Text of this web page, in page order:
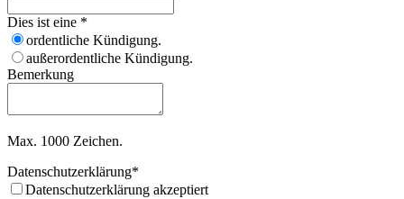
Dies ist eine *
ordentliche Kündigung.
außerordentliche Kündigung.
Bemerkung
Max. 1000 Zeichen.
Datenschutzerklärung*
Datenschutzerklärung akzeptiert